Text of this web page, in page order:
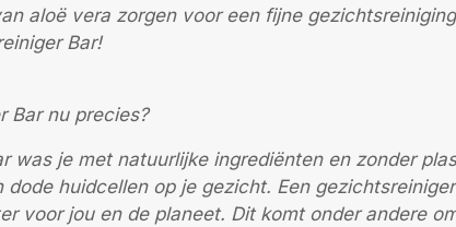
aloë vera zorgen voor een fijne
Bar!
Bar nu precies?
was je met natuurlijke ingrediënten en zonder
huidcellen op je gezicht. Een
voor jou en de planeet. Dit komt onder andere